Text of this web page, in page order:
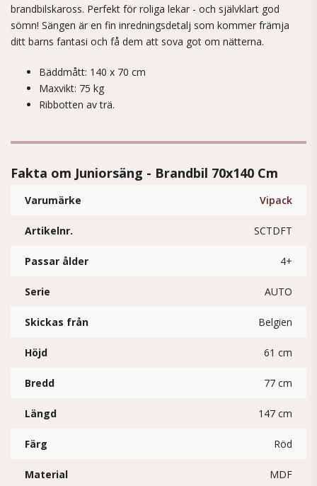
brandbilskaross. Perfekt för roliga lekar - och självklart god
sömn! Sängen är en fin inredningsdetalj som kommer främja
ditt barns fantasi och få dem att sova got om nätterna.
Bäddmått: 140 x 70 cm
Maxvikt: 75 kg
Ribbotten av trä.​
Fakta om Juniorsäng - Brandbil 70x140 Cm
Varumärke Vipack
Artikelnr. SCTDFT
Passar ålder 4+
Serie AUTO
Skickas från Belgien
Höjd 61 cm
Bredd 77 cm
Längd 147 cm
Färg Röd
Material MDF